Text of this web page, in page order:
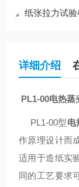
纸张拉力试
详细介绍
PL1-00电热蒸
PL1-00型电
作原理设计而
适用于造纸实
同的工艺要求